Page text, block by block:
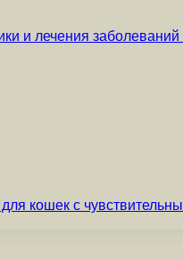
и лечения заболеваний
для кошек с